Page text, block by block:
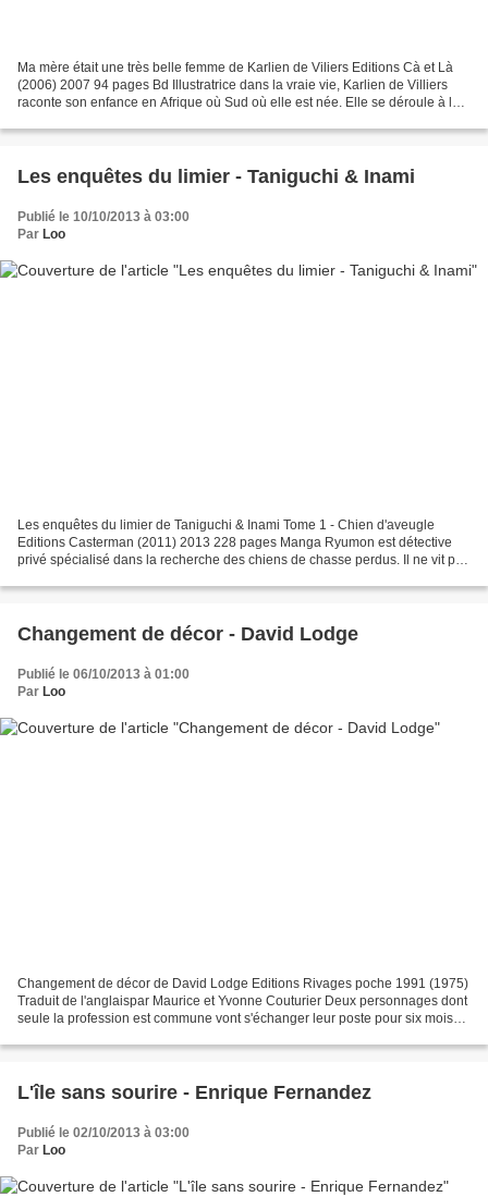
Ma mère était une très belle femme de Karlien de Viliers Editions Cà et Là
(2006) 2007 94 pages Bd Illustratrice dans la vraie vie, Karlien de Villiers
raconte son enfance en Afrique où Sud où elle est née. Elle se déroule à la
Les enquêtes du limier - Taniguchi & Inami
Publié le 10/10/2013 à 03:00
Par Loo
Les enquêtes du limier de Taniguchi & Inami Tome 1 - Chien d'aveugle
Editions Casterman (2011) 2013 228 pages Manga Ryumon est détective
privé spécialisé dans la recherche des chiens de chasse perdus. Il ne vit pas
Changement de décor - David Lodge
Publié le 06/10/2013 à 01:00
Par Loo
Changement de décor de David Lodge Editions Rivages poche 1991 (1975)
Traduit de l'anglaispar Maurice et Yvonne Couturier Deux personnages dont
seule la profession est commune vont s'échanger leur poste pour six mois
L'île sans sourire - Enrique Fernandez
Publié le 02/10/2013 à 03:00
Par Loo